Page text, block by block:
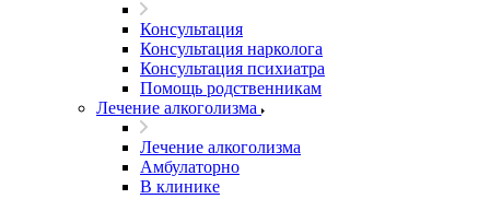
Консультация
Консультация нарколога
Консультация психиатра
Помощь родственникам
Лечение алкоголизма
Лечение алкоголизма
Амбулаторно
В клинике